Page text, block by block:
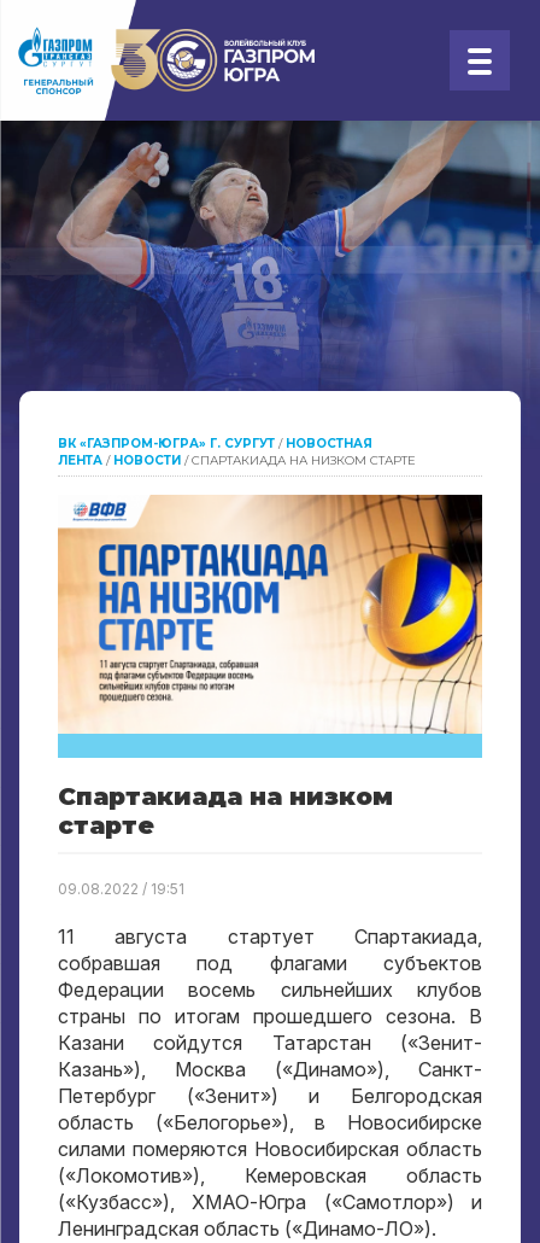
ВК «ГАЗПРОМ-ЮГРА» Г. СУРГУТ / НОВОСТНАЯ
ЛЕНТА / НОВОСТИ /СПАРТАКИАДА НА НИЗКОМ СТАРТЕ
Спартакиада на низком
старте
09.08.2022 / 19:51
11 августа стартует Спартакиада,
собравшая под флагами субъектов
Федерации восемь сильнейших клубов
страны по итогам прошедшего сезона. В
Казани сойдутся Татарстан («Зенит-
Казань»), Москва («Динамо»), Санкт-
Петербург («Зенит») и Белгородская
область («Белогорье»), в Новосибирске
силами померяются Новосибирская область
(«Локомотив»), Кемеровская область
(«Кузбасс»), ХМАО-Югра («Самотлор») и
Ленинградская область («Динамо-ЛО»).